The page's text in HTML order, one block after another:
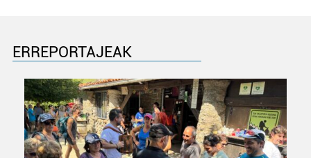
ERREPORTAJEAK